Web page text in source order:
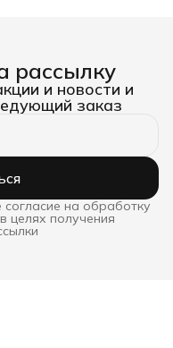
рассылку
и новости и
заказ
на обработку
целях получения